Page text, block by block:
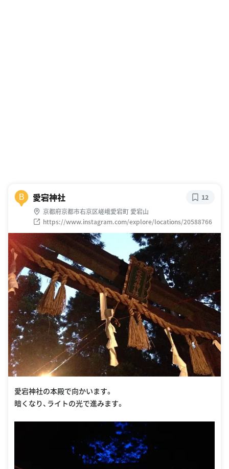
B 愛宕神社
京都府京都市右京区嵯峨愛宕町 愛宕山
https://www.instagram.com/explore/locations/20588766
12
愛宕神社の本殿で向かいます。
暗くなり、ライトの光で進みます。